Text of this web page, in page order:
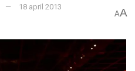
18 april 2013
AA